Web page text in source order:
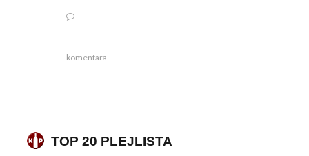
komentara
TOP 20 PLEJLISTA